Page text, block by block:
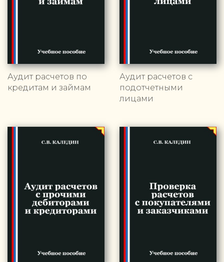
Аудит расчетов по
кредитам и займам
Аудит расчетов с
подотчетными
лицами